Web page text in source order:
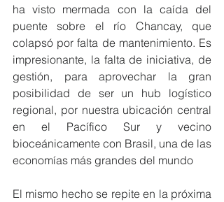
ha visto mermada con la caída del
puente sobre el río Chancay, que
colapsó por falta de mantenimiento. Es
impresionante, la falta de iniciativa, de
gestión, para aprovechar la gran
posibilidad de ser un hub logístico
regional, por nuestra ubicación central
en el Pacífico Sur y vecino
bioceánicamente con Brasil, una de las
economías más grandes del mundo
El mismo hecho se repite en la próxima